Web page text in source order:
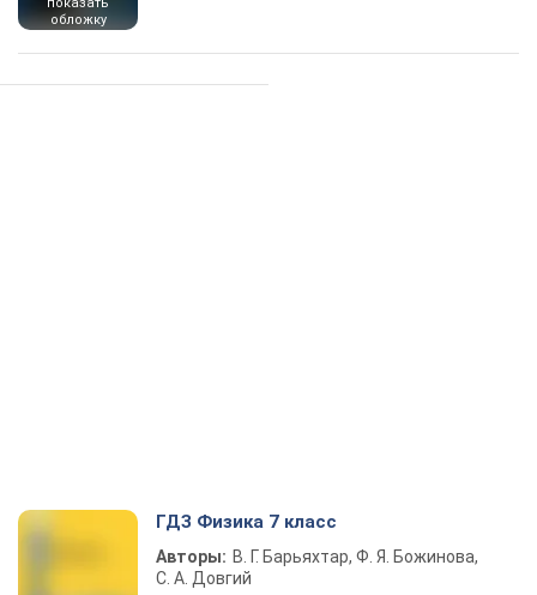
обложку
ГДЗ Физика 7 класс
Авторы: В. Г. Барьяхтар, Ф. Я. Божинова,
С. А. Довгий